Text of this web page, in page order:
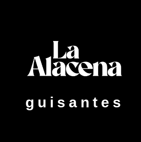
guisantes